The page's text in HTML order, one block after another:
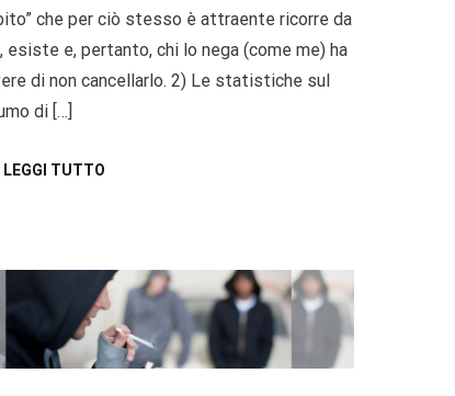
che per ciò stesso è attraente ricorre da
esiste e, pertanto, chi lo nega (come me) ha
di non cancellarlo. 2) Le statistiche sul
di […]
LEGGI TUTTO